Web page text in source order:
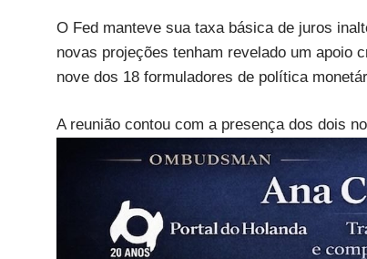
O Fed manteve sua taxa básica de juros
novas projeções tenham revelado um apoio
nove dos 18 formuladores de política
A reunião contou com a presença dos dois